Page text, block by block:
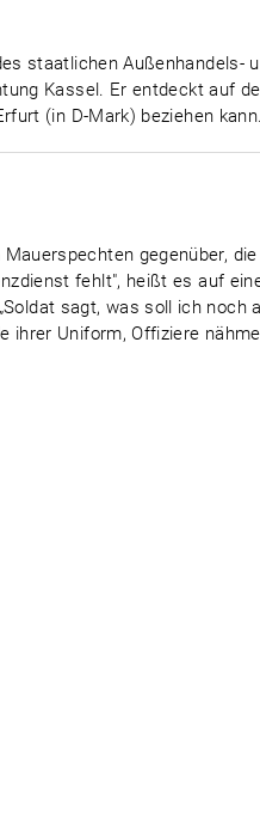
staatlichen
Kassel. Er entdeckt auf
(in D-Mark) beziehen kann.
gegenüber,
fehlt", heißt es auf
sagt, was soll ich noch
ihrer Uniform, Offiziere